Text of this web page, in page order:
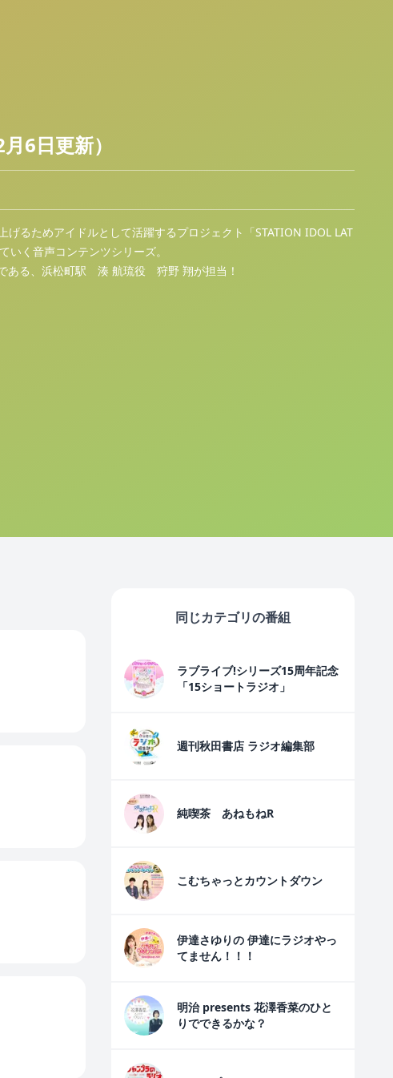
6日更新）
るためアイドルとして活躍するプロジェクト「STATION IDOL LAT
いく音声コンテンツシリーズ。
ある、浜松町駅 湊 航琉役 狩野 翔が担当！
同じカテゴリの番組
ラブライブ!シリーズ15周年記念
「15ショートラジオ」
週刊秋田書店 ラジオ編集部
純喫茶 あねもねR
こむちゃっとカウントダウン
伊達さゆりの 伊達にラジオやっ
てません！！！
明治 presents 花澤香菜のひと
りでできるかな？